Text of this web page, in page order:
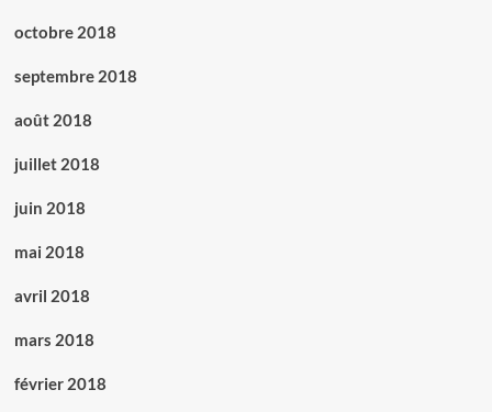
octobre 2018
septembre 2018
août 2018
juillet 2018
juin 2018
mai 2018
avril 2018
mars 2018
février 2018